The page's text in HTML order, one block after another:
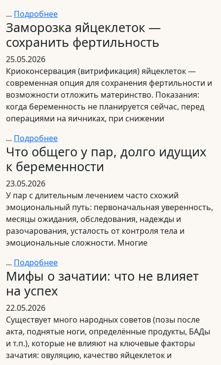
... Подробнее
Заморозка яйцеклеток —
сохранить фертильность
25.05.2026
Криоконсервация (витрификация) яйцеклеток —
современная опция для сохранения фертильности и
возможности отложить материнство. Показания:
когда беременность не планируется сейчас, перед
операциями на яичниках, при снижении
... Подробнее
Что общего у пар, долго идущих
к беременности
23.05.2026
У пар с длительным лечением часто схожий
эмоциональный путь: первоначальная уверенность,
месяцы ожидания, обследования, надежды и
разочарования, усталость от контроля тела и
эмоциональные сложности. Многие
... Подробнее
Мифы о зачатии: что не влияет
на успех
22.05.2026
Существует много народных советов (позы после
акта, поднятые ноги, определённые продукты, БАДы
и т.п.), которые не влияют на ключевые факторы
зачатия: овуляцию, качество яйцеклеток и